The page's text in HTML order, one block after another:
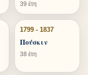
39 έτη
1799 - 1837
Πούσκιν
38 έτη